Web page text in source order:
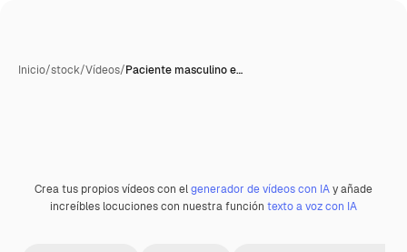
Inicio/stock/Vídeos/Paciente masculino e…
Crea tus propios vídeos con elgenerador de vídeos con IAy añade
increíbles locuciones con nuestra función texto a voz con IA